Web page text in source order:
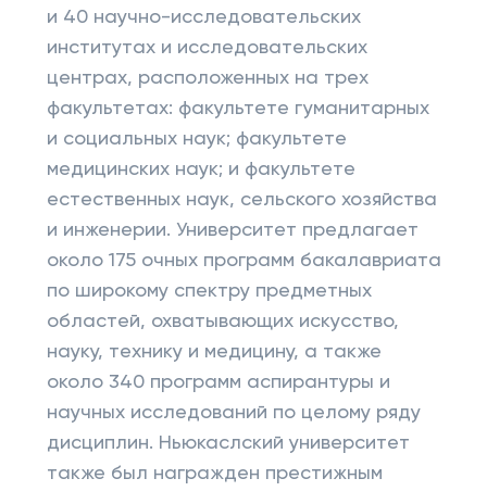
и 40 научно-исследовательских
институтах и исследовательских
центрах, расположенных на трех
факультетах: факультете гуманитарных
и социальных наук; факультете
медицинских наук; и факультете
естественных наук, сельского хозяйства
и инженерии. Университет предлагает
около 175 очных программ бакалавриата
по широкому спектру предметных
областей, охватывающих искусство,
науку, технику и медицину, а также
около 340 программ аспирантуры и
научных исследований по целому ряду
дисциплин. Ньюкаслский университет
также был награжден престижным